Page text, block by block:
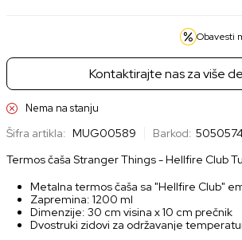
Obavesti
Kontaktirajte nas za više
Nema na stanju
Šifra artikla: MUG00589 Barkod:
Termos čaša Stranger Things - Hellfire Club
Metalna termos čaša sa "Hellfire Club"
Zapremina: 1200 ml
Dimenzije: 30 cm visina x 10 cm prečnik
Dvostruki zidovi za održavanje